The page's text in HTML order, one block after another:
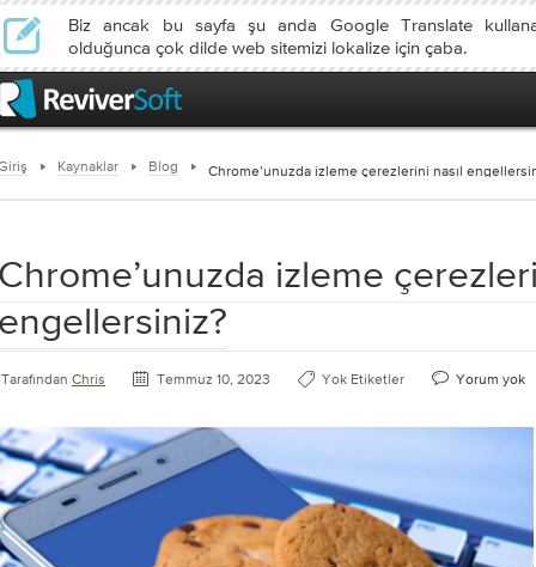
Biz ancak bu sayfa şu anda Google Translate
olduğunca çok dilde web sitemizi lokalize için çaba.
Kaynaklar Blog Chrome’unuzda izleme çerezlerini nasıl
izleme
Tarafından Chris Temmuz 10, 2023 Yok Etiketler Yorum yok